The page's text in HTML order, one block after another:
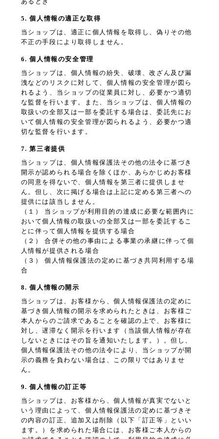
5. 個人情報の適正な取得
当ショップは、適正に個人情報を取得し、偽りその他
不正の手段により取得しません。
6. 個人情報の安全管理
当ショップは、個人情報の紛失、破壊、改ざん及び漏
洩などのリスクに対して、個人情報の安全管理が図ら
れるよう、当ショップの従業員に対し、必要かつ適切
な監督を行います。また、当ショップは、個人情報の
取扱いの全部又は一部を委託する場合は、委託先にお
いて個人情報の安全管理が図られるよう、必要かつ適
切な監督を行います。
7. 第三者提供
当ショップは、個人情報保護法その他の法令に基づき
開示が認められる場合を除くほか、あらかじめお客様
の同意を得ないで、個人情報を第三者に提供しませ
ん。但し、次に掲げる場合は上記に定める第三者への
提供には該当しません。
（１） 当ショップが利用目的の達成に必要な範囲内に
おいて個人情報の取扱いの全部又は一部を委託するこ
とに伴って個人情報を提供する場合
（２） 合併その他の事由による事業の承継に伴って個
人情報が提供される場合
（３） 個人情報保護法の定めに基づき共同利用する場
合
8. 個人情報の開示
当ショップは、お客様から、個人情報保護法の定めに
基づき個人情報の開示を求められたときは、お客様ご
本人からのご請求であることを確認の上で、お客様に
対し、遅滞なく開示を行います（当該個人情報が存在
しないときにはその旨を通知いたします。）。但し、
個人情報保護法その他の法令により、当ショップが開
示の義務を負わない場合は、この限りではありませ
ん。
9. 個人情報の訂正等
当ショップは、お客様から、個人情報が真実でないと
いう理由によって、個人情報保護法の定めに基づきそ
の内容の訂正、追加又は削除（以下「訂正等」といい
ます。）を求められた場合には、お客様ご本人からの